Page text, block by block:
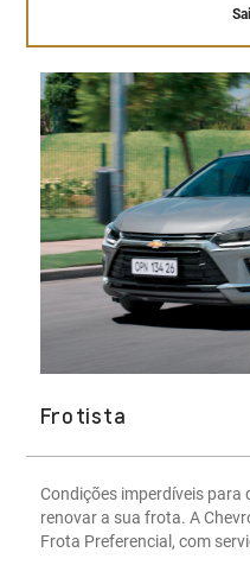
Frotista
Condições imperdíveis para
renovar a sua frota. A
Frota Preferencial, com